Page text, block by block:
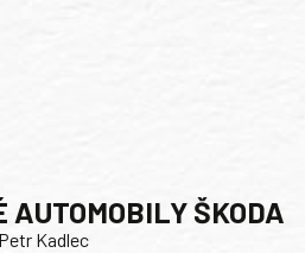
AUTOMOBILY ŠKODA
Kadlec